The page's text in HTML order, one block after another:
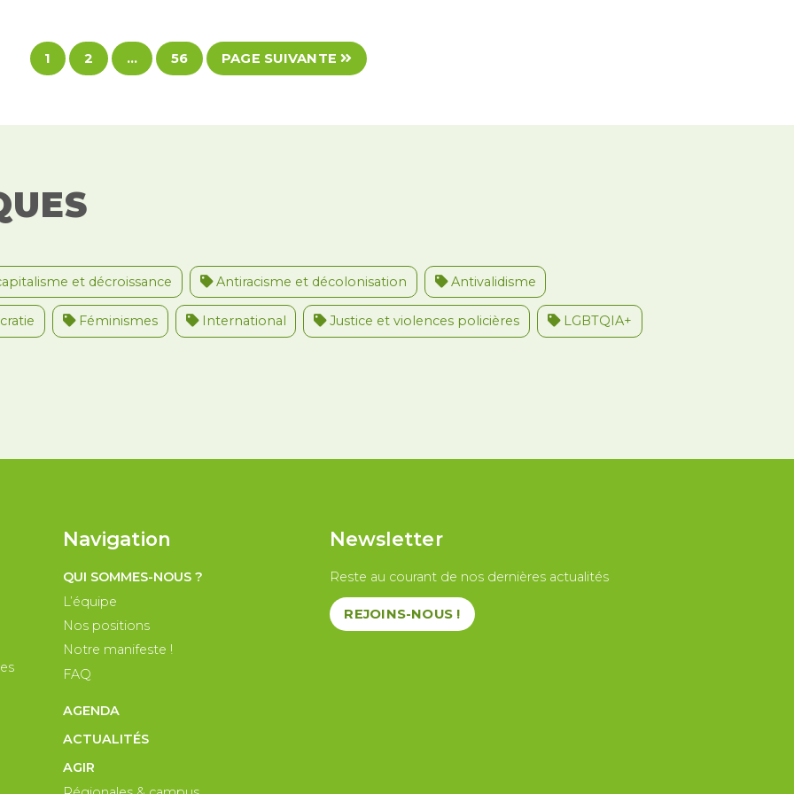
1 2 … 56 PAGE SUIVANTE
et décroissance Antiracisme et décolonisation Antivalidisme
Féminismes International Justice et violences policières LGBTQIA+
Navigation
QUI SOMMES-NOUS ?
L’équipe
Nos positions
Notre manifeste !
FAQ
AGENDA
ACTUALITÉS
AGIR
Newsletter
Reste au courant de nos dernières actualités
REJOINS-NOUS !